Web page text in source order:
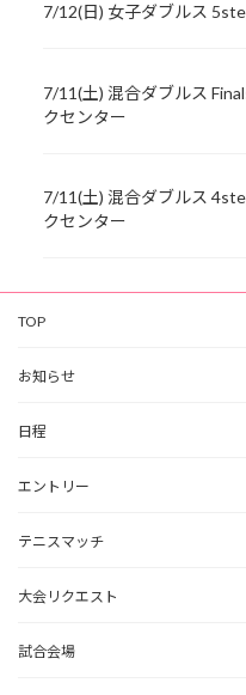
7/12(日) 女子ダブルス
7/11(土) 混合ダブルス
クセンター
7/11(土) 混合ダブルス
クセンター
TOP
お知らせ
日程
エントリー
テニスマッチ
大会リクエスト
試合会場